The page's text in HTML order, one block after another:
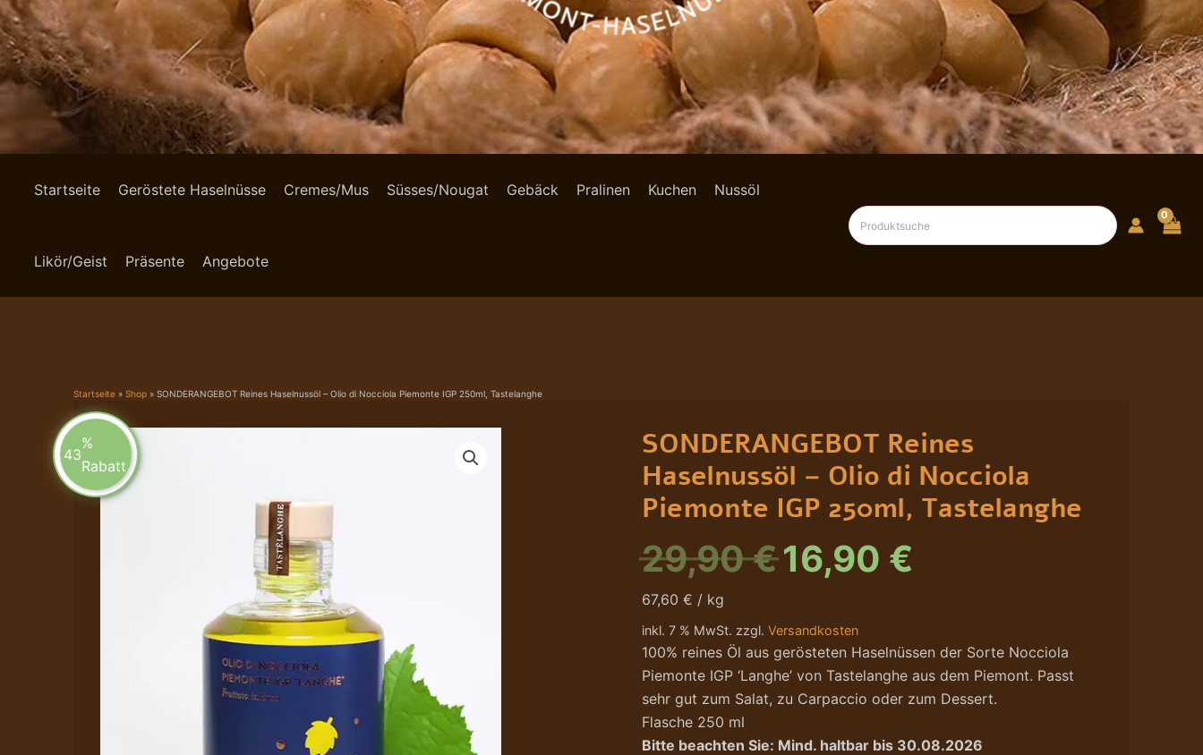
Startseite Geröstete Haselnüsse Cremes/Mus Süsses/Nougat Gebäck Pralinen Kuchen Nussöl
Likör/Geist Präsente Angebote
Startseite » Shop » SONDERANGEBOT Reines Haselnussöl – Olio di Nocciola Piemonte IGP 250ml, Tastelanghe
43
%
Rabatt
SONDERANGEBOT Reines
Haselnussöl – Olio di Nocciola
Piemonte IGP 250ml, Tastelanghe
29,90€
Preis
war:
29,90 €
16,90 €
Preis
ist:
16,90 €.
67,60 € / kg
inkl. 7 % MwSt. zzgl. Versandkosten
100% reines Öl aus gerösteten Haselnüssen der Sorte Nocciola
Piemonte IGP ‘Langhe’ von Tastelanghe aus dem Piemont. Passt
sehr gut zum Salat, zu Carpaccio oder zum Dessert.
Flasche 250 ml
Bitte beachten Sie: Mind. haltbar bis 30.08.2026
Haselnussöl
Olio
di
Nocciola
IGP
250ml,
Menge